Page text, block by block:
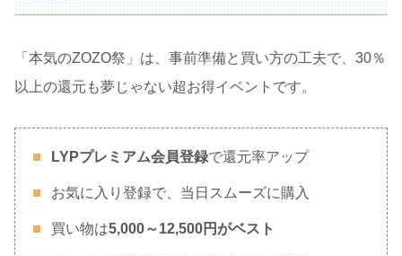
「本気のZOZO祭」は、事前準備と買い方の工夫で、30％
以上の還元も夢じゃない超お得イベントです。
LYPプレミアム会員登録で還元率アップ
お気に入り登録で、当日スムーズに購入
買い物は5,000～12,500円がベスト